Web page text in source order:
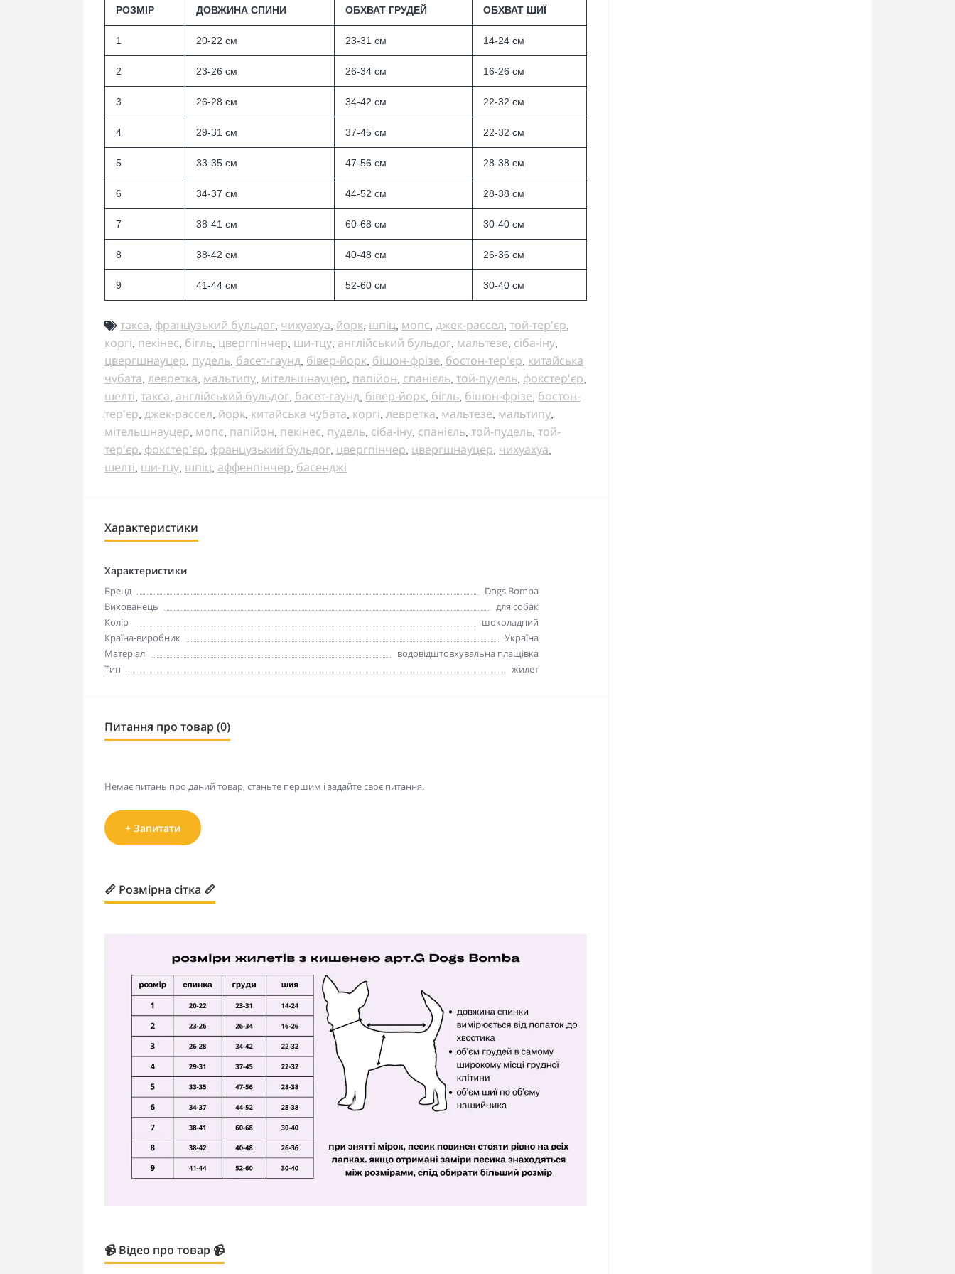
РОЗМІР ДОВЖИНА СПИНИ ОБХВАТ ГРУДЕЙ ОБХВАТ ШИЇ
1 20-22 см 23-31 см 14-24 см
2 23-26 см 26-34 см 16-26 см
3 26-28 см 34-42 см 22-32 см
4 29-31 см 37-45 см 22-32 см
5 33-35 см 47-56 см 28-38 см
6 34-37 см 44-52 см 28-38 см
7 38-41 см 60-68 см 30-40 см
8 38-42 см 40-48 см 26-36 см
9 41-44 см 52-60 см 30-40 см
такса французький бульдог чихуахуа йорк шпіц мопс джек-рассел той-тер'єр
коргі пекінес бігль цвергпінчер ши-тцу англійський бульдог мальтезе сіба-іну
цвергшнауцер пудель басет-гаунд бівер-йорк бішон-фрізе бостон-тер'єр китайська
чубата левретка мальтипу мітельшнауцер папійон спанієль той-пудель фокстер'єр
шелті такса англійський бульдог басет-гаунд бівер-йорк бігль бішон-фрізе бостон-
тер'єр джек-рассел йорк китайська чубата коргі левретка мальтезе мальтипу
мітельшнауцер мопс папійон пекінес пудель сіба-іну спанієль той-пудель той-
тер'єр фокстер'єр французький бульдог цвергпінчер цвергшнауцер чихуахуа
шелті ши-тцу шпіц аффенпінчер басенджі
Характеристики
Характеристики
Бренд
Dogs Bomba
Вихованець
для собак
Колір
шоколадний
Країна-виробник
Україна
Матеріал
водовідштовхувальна плащівка
Тип
жилет
Питання про товар (0)
Немає питань про даний товар, станьте першим і задайте своє питання.
+ Запитати
📏 Розмірна сітка 📏
📹 Відео про товар 📹